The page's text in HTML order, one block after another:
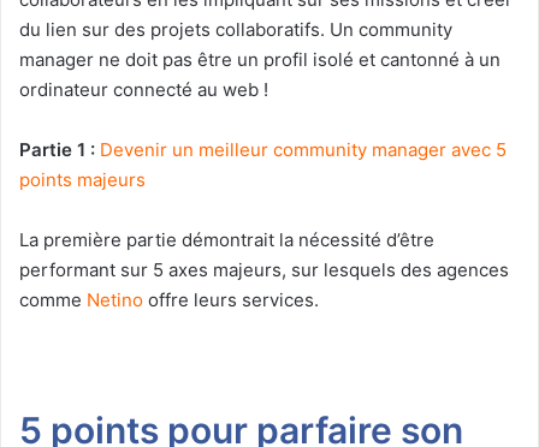
du lien sur des projets collaboratifs. Un community
manager ne doit pas être un profil isolé et cantonné à un
ordinateur connecté au web !
Partie 1 : Devenir un meilleur community manager avec 5
points majeurs
La première partie démontrait la nécessité d’être
performant sur 5 axes majeurs, sur lesquels des agences
comme Netino offre leurs services.
5 points pour parfaire son